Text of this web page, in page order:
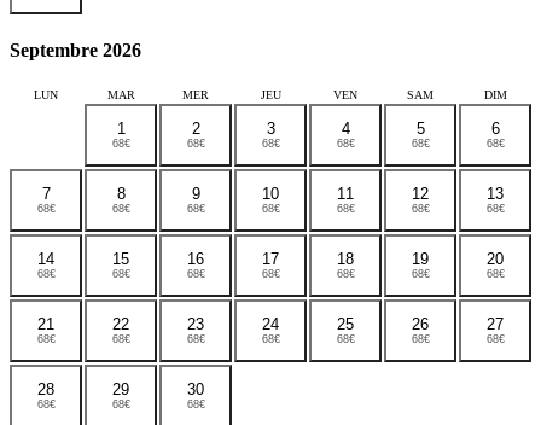
Septembre 2026
LUN MAR MER JEU VEN SAM DIM
1
68€
2
68€
3
68€
4
68€
5
68€
6
68€
7
68€
8
68€
9
68€
10
68€
11
68€
12
68€
13
68€
14
68€
15
68€
16
68€
17
68€
18
68€
19
68€
20
68€
21
68€
22
68€
23
68€
24
68€
25
68€
26
68€
27
68€
28
68€
29
68€
30
68€